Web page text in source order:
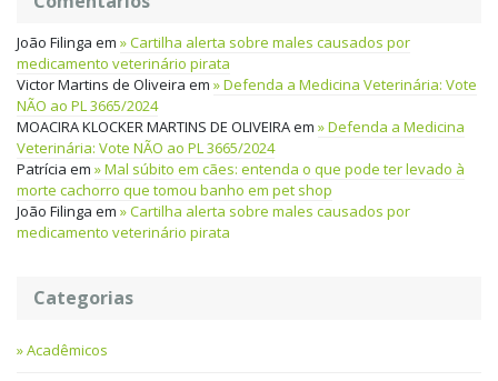
João Filinga em
Cartilha alerta sobre males causados por
medicamento veterinário pirata
Victor Martins de Oliveira em
Defenda a Medicina Veterinária: Vote
NÃO ao PL 3665/2024
MOACIRA KLOCKER MARTINS DE OLIVEIRAem
Defenda a Medicina
Veterinária: Vote NÃO ao PL 3665/2024
Patrícia em
Mal súbito em cães: entenda o que pode ter levado à
morte cachorro que tomou banho em pet shop
João Filinga em
Cartilha alerta sobre males causados por
medicamento veterinário pirata
Categorias
Acadêmicos